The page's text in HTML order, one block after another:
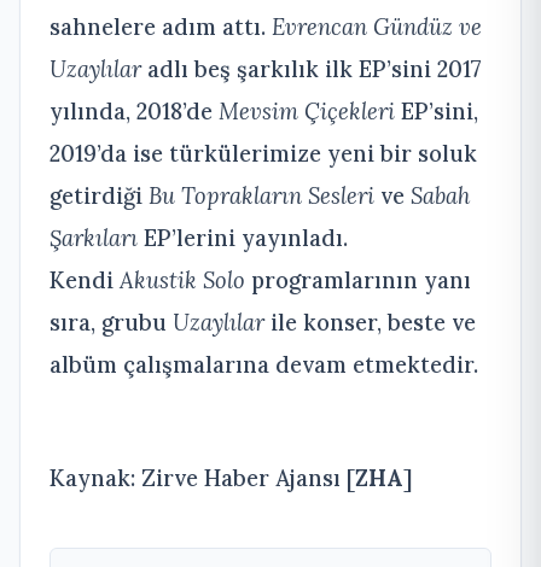
sahnelere adım attı. Evrencan Gündüz ve
Uzaylılaradlı beş şarkılık ilk EP’sini 2017
yılında, 2018’de Mevsim Çiçekleri EP’sini,
2019’da ise türkülerimize yeni bir soluk
getirdiği Bu Toprakların Sesleri ve Sabah
Şarkıları EP’lerini yayınladı.
KendiAkustik Solo programlarının yanı
sıra, grubu Uzaylılarile konser, beste ve
albüm çalışmalarına devam etmektedir.
Kaynak: Zirve Haber Ajansı [ZHA]